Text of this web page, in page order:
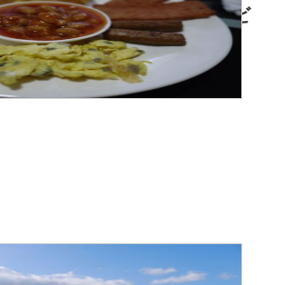
ラにある自然の残る美しいビ